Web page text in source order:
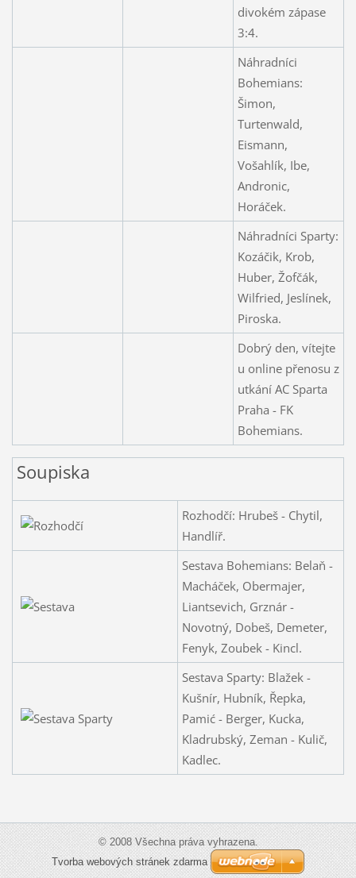
divokém zápase
3:4.
Náhradníci
Bohemians:
Šimon,
Turtenwald,
Eismann,
Vošahlík, Ibe,
Andronic,
Horáček.
Náhradníci Sparty:
Kozáčik, Krob,
Huber, Žofčák,
Wilfried, Jeslínek,
Piroska.
Dobrý den, vítejte
u online přenosu z
utkání AC Sparta
Praha - FK
Bohemians.
Soupiska
Rozhodčí: Hrubeš - Chytil,
Handlíř.
Sestava Bohemians: Belaň -
Macháček, Obermajer,
Liantsevich, Grznár -
Novotný, Dobeš, Demeter,
Fenyk, Zoubek - Kincl.
Sestava Sparty: Blažek -
Kušnír, Hubník, Řepka,
Pamić - Berger, Kucka,
Kladrubský, Zeman - Kulič,
Kadlec.
© 2008 Všechna práva vyhrazena.
Tvorba webových stránek zdarma